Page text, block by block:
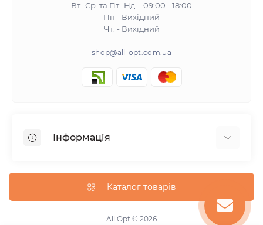
Вт.-Ср. та Пт.-Нд. - 09:00 - 18:00
Пн - Вихідний
Чт. - Вихідний
shop@all-opt.com.ua
Інформація
Оплата та доставка
Повернення та обмін
Політика конфіденційності
Каталог товарів
All Opt © 2026